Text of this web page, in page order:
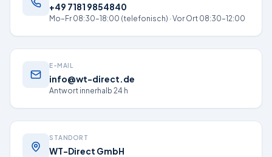
+49 7181 9854840
Mo–Fr 08:30–18:00 (telefonisch) · Vor Ort 08:30–12:00
E-MAIL
info@wt-direct.de
Antwort innerhalb 24 h
STANDORT
WT-Direct GmbH